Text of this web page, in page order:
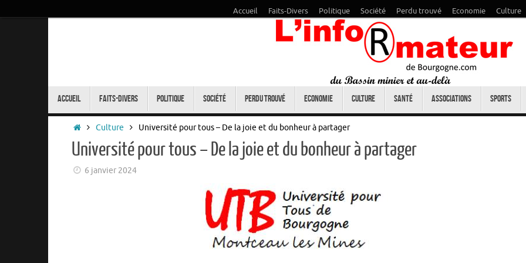
Accueil Faits-Divers Politique Société Perdu trouvé Economie Culture
Accueil Faits-Divers Politique Société Perdu trouvé Economie Culture Santé Associations Sports
Accueil
Culture Université pour tous – De la joie et du bonheur à partager
Université pour tous – De la joie et du bonheur à partager
6 janvier 2024